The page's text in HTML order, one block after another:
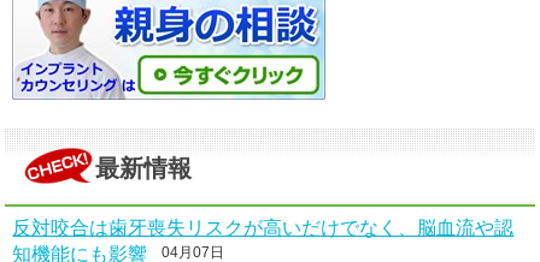
最新情報
反対咬合は歯牙喪失リスクが高いだけでなく、脳血流や認
知機能にも影響 04月07日